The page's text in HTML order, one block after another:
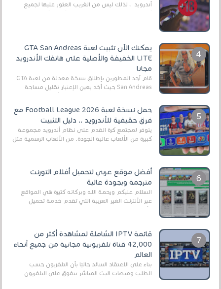
أندرويد ، لذلك ليس من الغريب العثور عليها لجميع
يمكنك الآن تثبيت لعبة GTA San Andreas
LITE الخفيفة والأصلية على هاتفك الأندرويد
مجانا
قام أحد المطورين بإطلاق نسخة معدلة من لعبة GTA
San Andreas حيث أخد بعين الإعتبار تقليل مساحة
حمل نسخة لعبة Football League 2026 مع
فرق حقيقية للأندرويد .. دليل التثبيت
يتوفر لمجتمع كرة القدم على نظام أندرويد مجموعة
كبيرة من الألعاب عالية الجودة. من الألعاب الرسمية مثل
أفضل موقع عربي لتحميل أفلام التورنت
مترجمة وبجودة عالية
السلام عليكم ورحمة الله وبركاته كثيرة هي المواقع
عبر الأنترنت الغير العربية التي تقدم خدمة تحميل
قائمة IPTV الشاملة لمشاهدة أكثر من
42,000 قناة تلفزيونية مجانية من جميع أنحاء
العالم
بناءً على الاعتقاد السائد حاليًا بأن التلفزيون حسب
الطلب ومنصات البث المباشر تتفوق على التلفزيون